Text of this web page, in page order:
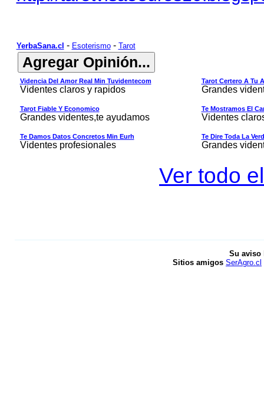
YerbaSana.cl - Esoterismo- Tarot
Videncia Del Amor Real Min Tuvidentecom
Videntes claros y rapidos
Tarot Certero A Tu
Grandes
Tarot Fiable Y Economico
Grandes videntes,te ayudamos
Te Mostramos El
Videntes
Te Damos Datos Concretos Min Eurh
Videntes profesionales
Te Dire Toda La
Grandes
Ver todo
Su
Sitios amigos SerAgro.cl